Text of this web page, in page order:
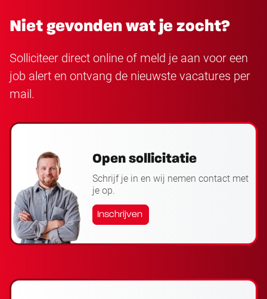
Niet gevonden wat je zocht?
Solliciteer direct online of meld je aan voor een
job alert en ontvang de nieuwste vacatures per
mail.
Open sollicitatie
Schrijf je in en wij nemen contact met
je op.
Inschrijven